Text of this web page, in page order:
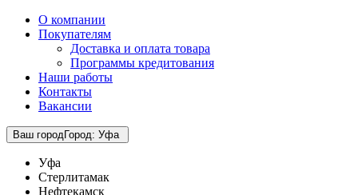
О компании
Покупателям
Доставка и оплата товара
Программы кредитования
Наши работы
Контакты
Вакансии
Ваш городГород: Уфа
Уфа
Стерлитамак
Нефтекамск